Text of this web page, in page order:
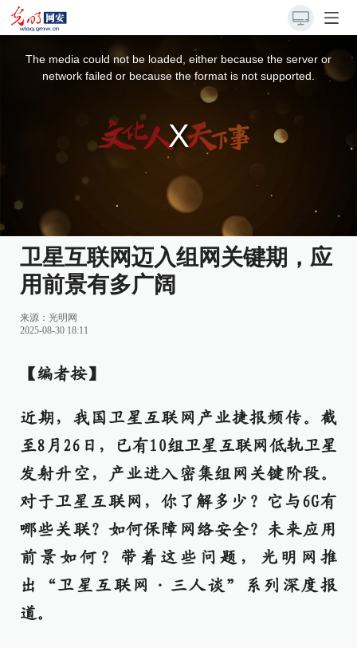
The media could not be loaded, either because the server or
network failed or because the format is not supported.
卫星互联网迈入组网关键期，应
用前景有多广阔
来源： 光明网
2025-08-30 18:11
【编者按】
近期，我国卫星互联网产业捷报频传。截
至8月26日，已有10组卫星互联网低轨卫星
发射升空，产业进入密集组网关键阶段。
对于卫星互联网，你了解多少？它与6G有
哪些关联？如何保障网络安全？未来应用
前景如何？带着这些问题，光明网推
出“卫星互联网·三人谈”系列深度报
道。